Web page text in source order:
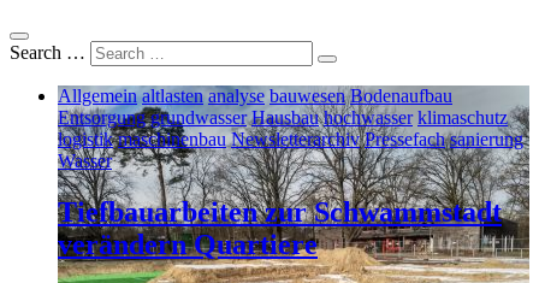
Search …
Allgemein altlasten analyse bauwesen Bodenaufbau
Entsorgung grundwasser Hausbau hochwasser klimaschutz
logistik maschinenbau Newsletterarchiv Pressefach sanierung
Wasser
Tiefbauarbeiten zur Schwammstadt
verändern Quartiere